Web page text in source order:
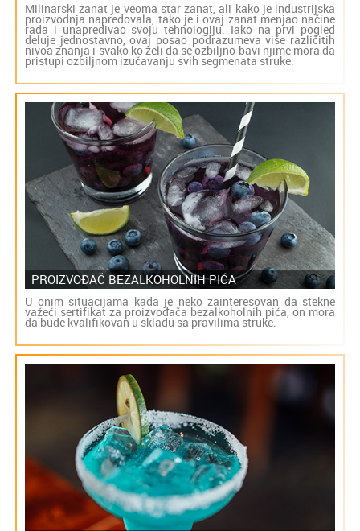
Milinarski zanat je veoma star zanat, ali kako je industrijska
proizvodnja napredovala, tako je i ovaj zanat menjao načine
rada i unapređivao svoju tehnologiju. Iako na prvi pogled
deluje jednostavno, ovaj posao podrazumeva više različitih
nivoa znanja i svako ko želi da se ozbiljno bavi njime mora da
pristupi ozbiljnom izučavanju svih segmenata struke.
PROIZVOĐAČ BEZALKOHOLNIH PIĆA
U onim situacijama kada je neko zainteresovan da stekne
važeći sertifikat za proizvođača bezalkoholnih pića, on mora
da bude kvalifikovan u skladu sa pravilima struke.